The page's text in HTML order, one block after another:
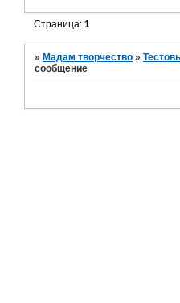
Страница:1
» Мадам творчество »
сообщение